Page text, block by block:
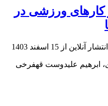
کارهای ورزشی در
آنلاین از 15 اسفند 1403
ابرهیم علیدوست قهفرخی